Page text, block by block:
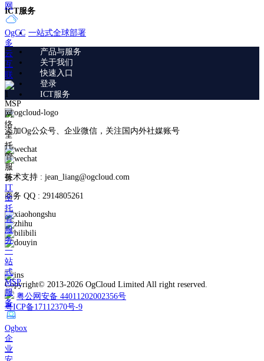
网
OgCC
多
云
互
联
MSP
网
络
全
托
管
服
务
IT
全
托
管
服
务
一
站
式
MSP
服
务
Ogbox
企
业
ICT服务
一站式全球部署
产品与服务
关于我们
快速入口
登录
ICT服务
添加Og公众号、企业微信，关注国内外社媒账号
技术支持 : jean_liang@ogcloud.com
商务 QQ : 2914805261
Copyright© 2013-2026 OgCloud Limited All right reserved.
粤公网安备 44011202002356号
粤ICP备17112370号-9